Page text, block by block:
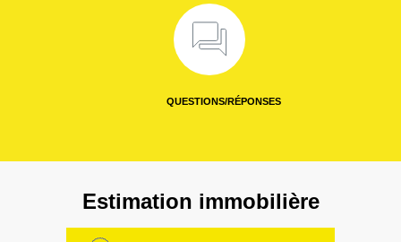
QUESTIONS/RÉPONSES
Estimation immobilière